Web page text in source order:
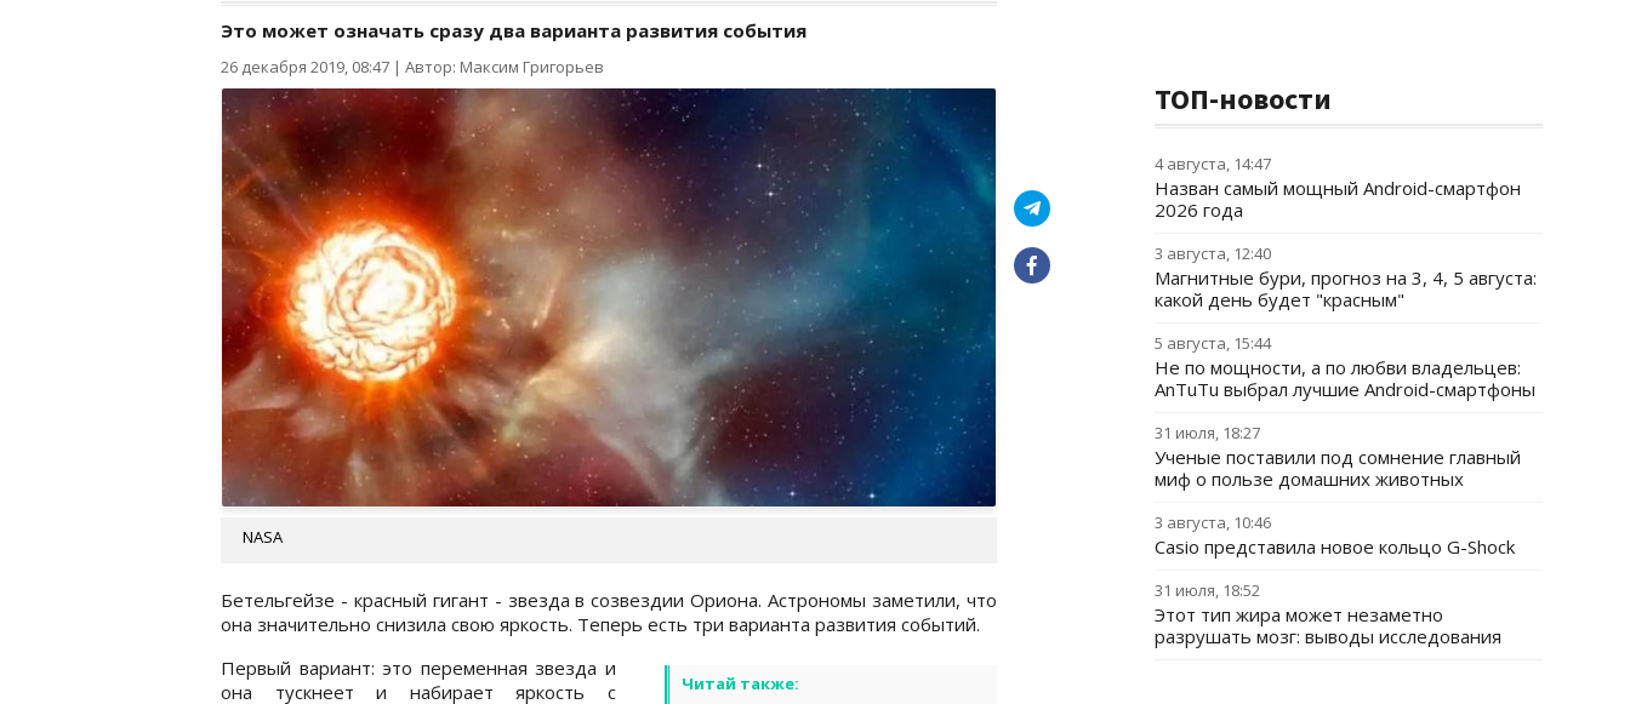
Это может означать сразу два варианта развития события
26 декабря 2019, 08:47 | Автор: Максим Григорьев
NASA
Бетельгейзе - красный гигант - звезда в созвездии Ориона. Астрономы заметили, что
она значительно снизила свою яркость. Теперь есть три варианта развития событий.
Читай также:
Первый вариант: это переменная звезда и
она тускнеет и набирает яркость с
ТОП-новости
4 августа, 14:47
Назван самый мощный Android-смартфон
2026 года
3 августа, 12:40
Магнитные бури, прогноз на 3, 4, 5 августа:
какой день будет "красным"
5 августа, 15:44
Не по мощности, а по любви владельцев:
AnTuTu выбрал лучшие Android-смартфоны
31 июля, 18:27
Ученые поставили под сомнение главный
миф о пользе домашних животных
3 августа, 10:46
Casio представила новое кольцо G-Shock
31 июля, 18:52
Этот тип жира может незаметно
разрушать мозг: выводы исследования